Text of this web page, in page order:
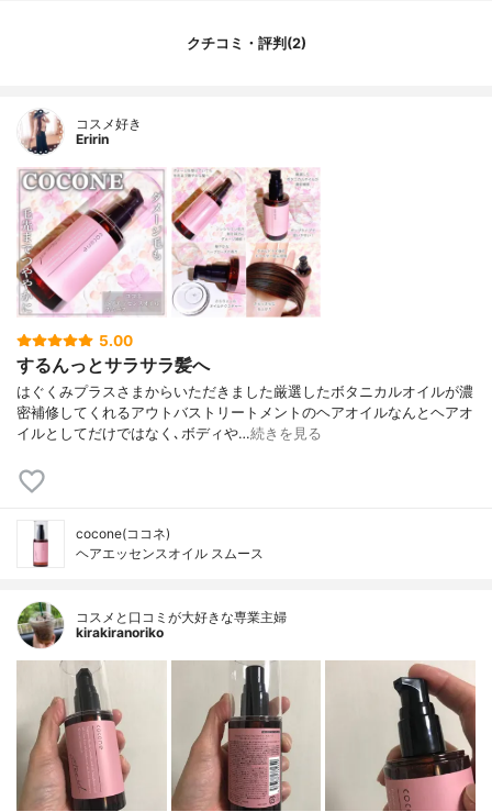
クチコミ・評判(2)
コスメ好き
Eririn
5.00
するんっとサラサラ髪へ
はぐくみプラスさまからいただきました厳選したボタニカルオイルが濃
密補修してくれるアウトバストリートメントのヘアオイルなんとヘアオ
イルとしてだけではなく､ボディや…続きを見る
cocone(ココネ)
ヘアエッセンスオイル スムース
コスメと口コミが大好きな専業主婦
kirakiranoriko